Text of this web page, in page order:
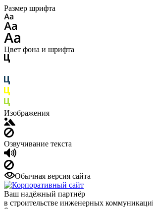
Размер шрифта
Цвет фона и шрифта
Изображения
Озвучивание текста
Обычная версия сайта
Ваш надёжный партнёр
в строительстве инженерных